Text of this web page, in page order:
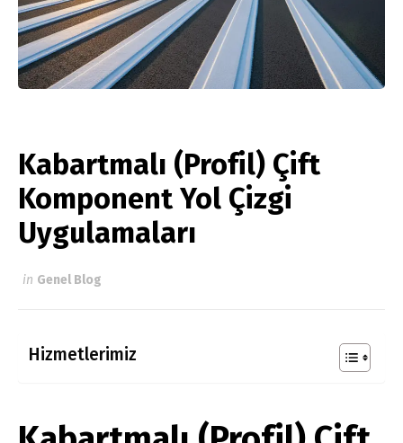
Kabartmalı (Profil) Çift
Komponent Yol Çizgi
Uygulamaları
in Genel Blog
Hizmetlerimiz